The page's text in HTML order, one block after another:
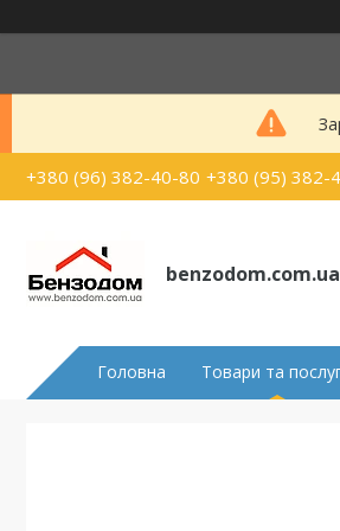
+380 (96) 382-40-80 +380 (95) 382-
benzodom.com.ua
Головна Товари та